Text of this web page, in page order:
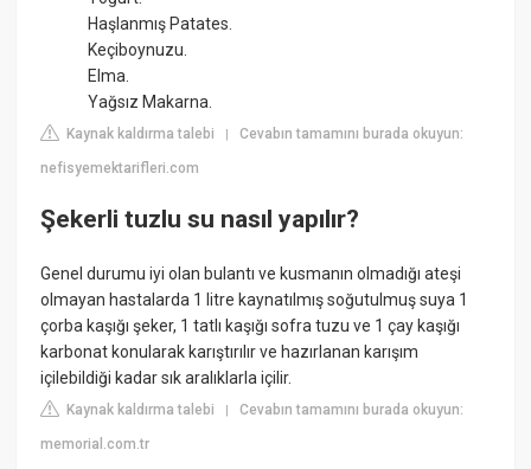
Haşlanmış Patates.
Keçiboynuzu.
Elma.
Yağsız Makarna.
Kaynak kaldırma talebi |Cevabın tamamını burada okuyun:
nefisyemektarifleri.com
Şekerli tuzlu su nasıl yapılır?
Genel durumu iyi olan bulantı ve kusmanın olmadığı ateşi
olmayan hastalarda 1 litre kaynatılmış soğutulmuş suya 1
çorba kaşığı şeker, 1 tatlı kaşığı sofra tuzu ve 1 çay kaşığı
karbonat konularak karıştırılır ve hazırlanan karışım
içilebildiği kadar sık aralıklarla içilir.
Kaynak kaldırma talebi |Cevabın tamamını burada okuyun:
memorial.com.tr